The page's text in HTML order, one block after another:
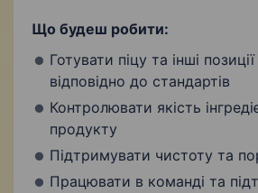
Що будеш робити:
Готувати піцу та інші
відповідно до стандартів
Контролювати якість
продукту
Підтримувати чистоту та
Працювати в команді та